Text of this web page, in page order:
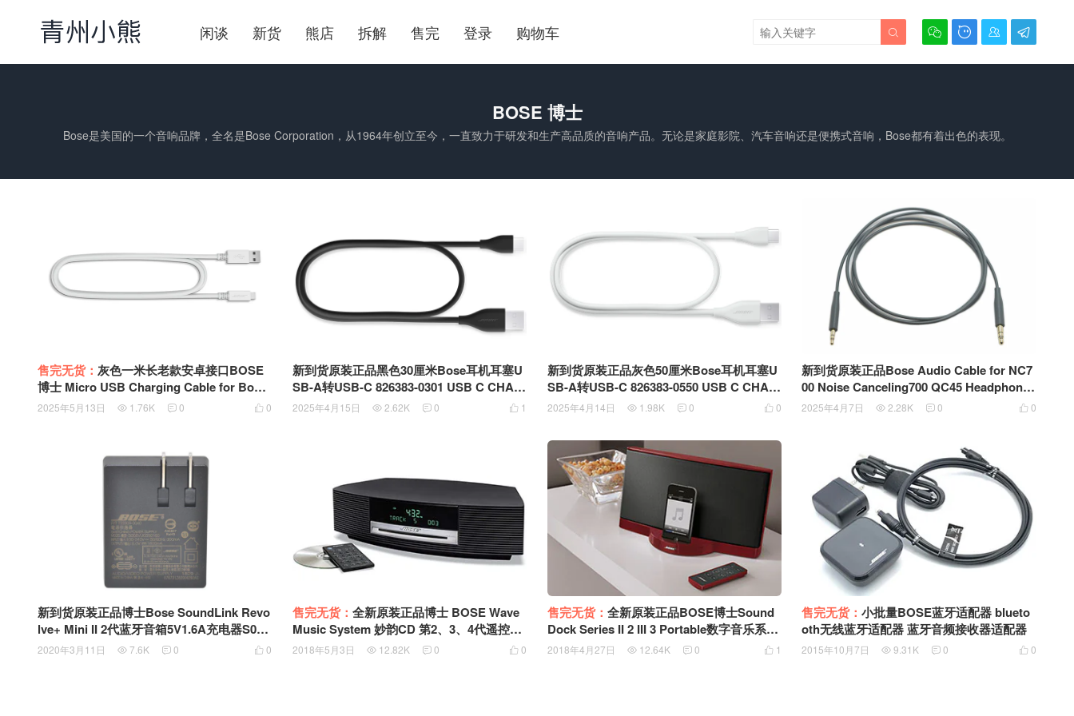
闲谈 新货 熊店 拆解 售完 登录 购物车    

BOSE 博士
Bose是美国的一个音响品牌，全名是Bose Corporation，从1964年创立至今，一直致力于研发和生产高品质的音响产品。无论是家庭影院、汽车音响还是便携式音响，Bose都有着出色的表现。
售完无货： 灰色一米长老款安卓接口BOSE
博士 Micro USB Charging Cable for Bose
Soundlink Mini II 2 revolve+ Bluetooth Sp
 0
2025年5月13日  1.76K  0
新到货原装正品黑色30厘米Bose耳机耳塞U
SB-A转USB-C 826383-0301 USB C CHAR
GING CABLE FOR SOUNDLINK MINI 2 R
 1
2025年4月15日  2.62K  0
新到货原装正品灰色50厘米Bose耳机耳塞U
SB-A转USB-C 826383-0550 USB C CHAR
GING CABLE FOR SOUNDLINK MINI 2 R
C口带数据供电线
 0
2025年4月14日  1.98K  0
新到货原装正品Bose Audio Cable for NC7
00 Noise Canceling700 QC45 Headphones
AUX Wire 3.5mm转2.5mm音频线 耳机联接
 0
2025年4月7日  2.28K  0
新到货原装正品博士Bose SoundLink Revo
lve+ Mini II 2代蓝牙音箱5V1.6A充电器S008
AHU0500160 745559-0030 745559-0010 72
 0
2020年3月11日  7.6K  0
售完无货： 全新原装正品博士 BOSE Wave
Music System 妙韵CD 第2、3、4代遥控器
313975-001 281526-002
 0
2018年5月3日  12.82K  0
售完无货： 全新原装正品BOSE博士Sound
Dock Series II 2 III 3 Portable数字音乐系统
音箱遥控器
 1
2018年4月27日  12.64K  0
售完无货：小批量BOSE蓝牙适配器 blueto
oth无线蓝牙适配器 蓝牙音频接收器适配器
 0
2015年10月7日  9.31K  0